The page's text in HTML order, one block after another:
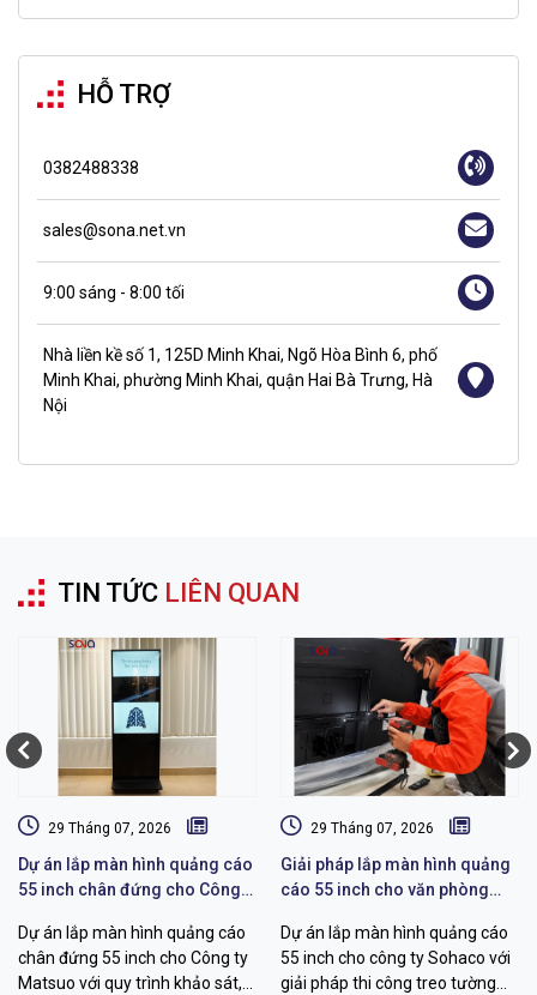
HỖ TRỢ
0382488338
sales@sona.net.vn
9:00 sáng - 8:00 tối
Nhà liền kề số 1, 125D Minh Khai, Ngõ Hòa Bình 6, phố
Minh Khai, phường Minh Khai, quận Hai Bà Trưng, Hà
Nội
TIN TỨC LIÊN QUAN
29 Tháng 07, 2026
Dự án lắp màn hình quảng cáo
55 inch chân đứng cho Công
Dự án lắp màn hình quảng cáo
chân đứng 55 inch cho Công ty
Matsuo với quy trình khảo sát,
29 Tháng 07, 2026
Giải pháp lắp màn hình quảng
cáo 55 inch cho văn phòng
Dự án lắp màn hình quảng cáo
55 inch cho công ty Sohaco với
giải pháp thi công treo tường